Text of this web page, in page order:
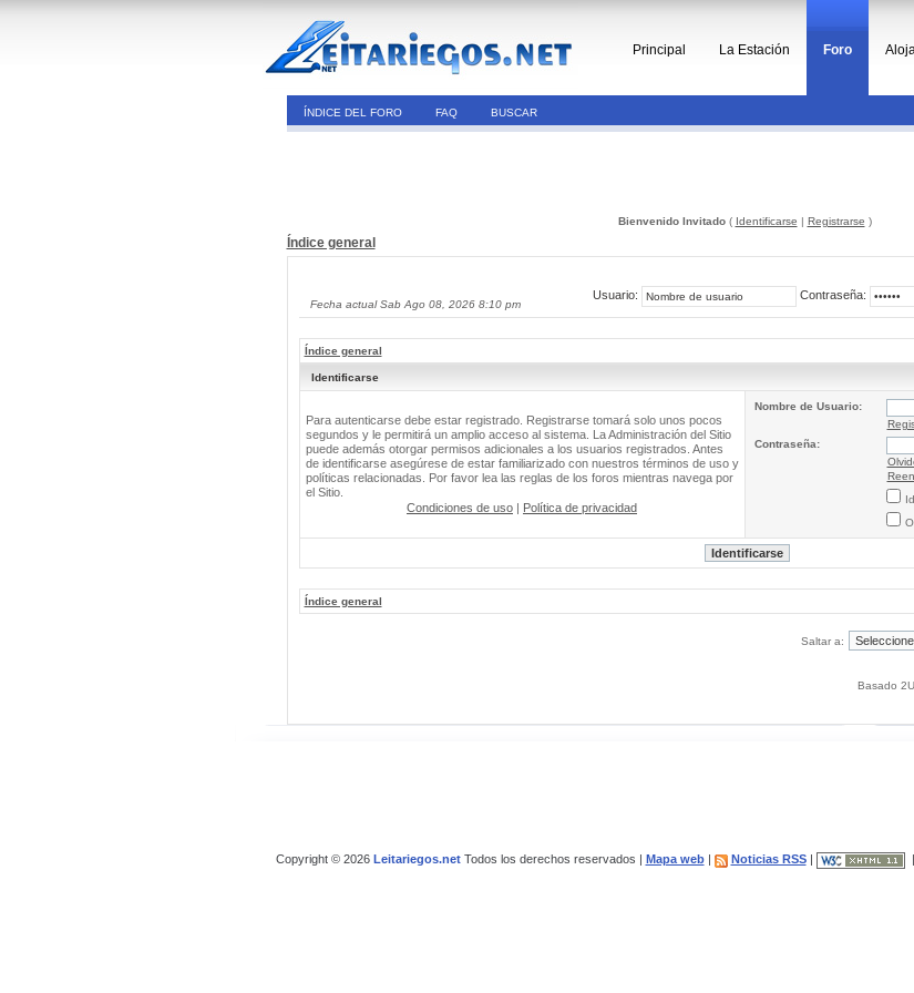
Principal La Estación Foro
ÍNDICE DEL FORO FAQ BUSCAR
Bienvenido Invitado( Identificarse | Registrarse )
Índice general
Fecha actual Sab Ago 08, 2026 8:10 pm
Usuario: Contraseña:
Índice general
Identificarse
Para autenticarse debe estar registrado. Registrarse tomará solo unos pocos
segundos y le permitirá un amplio acceso al sistema. La Administración del Sitio
puede además otorgar permisos adicionales a los usuarios registrados. Antes
de identificarse asegúrese de estar familiarizado con nuestros términos de uso y
políticas relacionadas. Por favor lea las reglas de los foros mientras navega por
el Sitio.
Condiciones de uso | Política de privacidad
Nombre de Usuario:
Contraseña:
Índice general
Saltar a:
Basado
Copyright © 2026 Leitariegos.netTodos los derechos reservados | Mapa web| Noticias RSS|